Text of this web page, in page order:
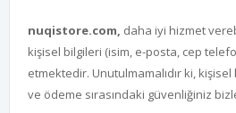
nuqistore.com, daha iyi hizmet
kişisel bilgileri (isim, e-posta, cep
etmektedir. Unutulmamalıdır ki,
ve ödeme sırasındaki güvenliğiniz